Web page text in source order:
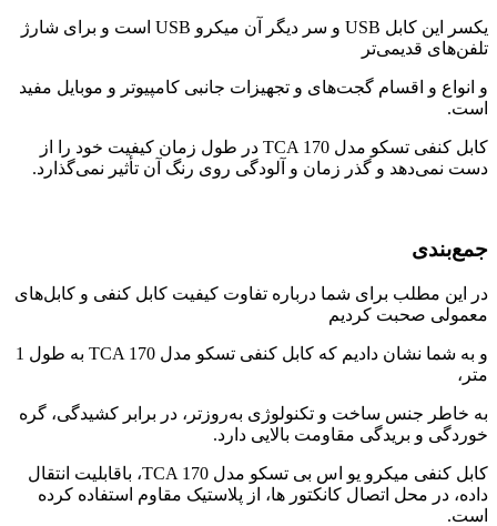
یکسر این کابل USB و سر دیگر آن میکرو USB است و برای شارژ
تلفن‌های قدیمی‌تر
و انواع و اقسام گجت‌های و تجهیزات جانبی کامپیوتر و موبایل مفید
است.
کابل کنفی تسکو مدل TCA 170 در طول زمان کیفیت خود را از
دست نمی‌دهد و گذر زمان و آلودگی روی رنگ آن تأثیر نمی‌گذارد.
جمع‌بندی
در این مطلب برای شما درباره تفاوت کیفیت کابل کنفی و کابل‌های
معمولی صحبت کردیم
و به شما نشان دادیم که کابل کنفی تسکو مدل TCA 170 به طول 1
متر،
به خاطر جنس ساخت و تکنولوژی به‌روزتر، در برابر کشیدگی، گره
خوردگی و بریدگی مقاومت بالایی دارد.
کابل کنفی میکرو یو اس بی تسکو مدل TCA 170، باقابلیت انتقال
داده، در محل اتصال کانکتور ها، از پلاستیک مقاوم استفاده کرده
است.